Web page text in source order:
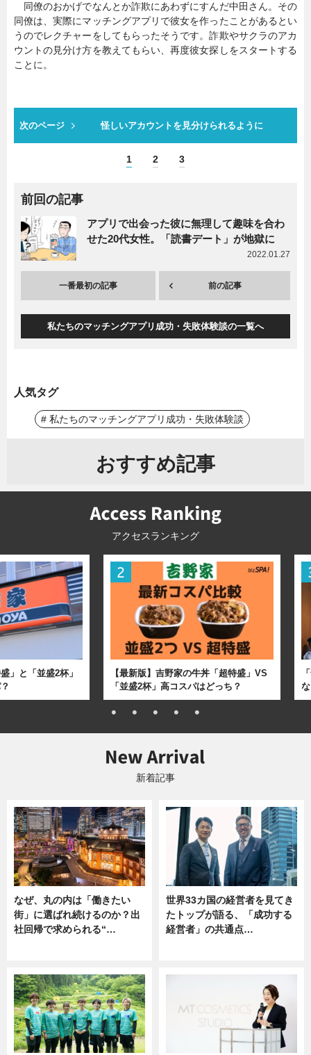
同僚のおかげでなんとか詐欺にあわずにすんだ中田さん。その
同僚は、実際にマッチングアプリで彼女を作ったことがあるとい
うのでレクチャーをしてもらったそうです。詐欺やサクラのアカ
ウントの見分け方を教えてもらい、再度彼女探しをスタートする
ことに。
次のページ 怪しいアカウントを見分けられるように
1 2 3
前回の記事
アプリで出会った彼に無理して趣味を合わ
せた20代女性。「読書デート」が地獄に
2022.01.27
一番最初の記事 前の記事
私たちのマッチングアプリ成功・失敗体験談の一覧へ
人気タグ
# 私たちのマッチングアプリ成功・失敗体験談
おすすめ記事
アクセスランキング
」と「並盛2杯」
【最新版】吉野家の牛丼「超特盛」VS
「並盛2杯」高コスパはどっち？
新着記事
なぜ、丸の内は「働きたい
街」に選ばれ続けるのか？出
社回帰で求められる“…
世界33カ国の経営者を見てき
たトップが語る、「成功する
経営者」の共通点…